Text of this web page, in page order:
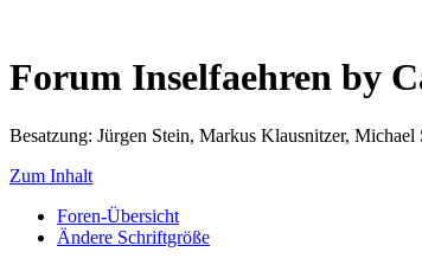
Forum Inselfaehren by
Besatzung: Jürgen Stein, Markus Klausnitzer,
Zum Inhalt
Foren-Übersicht
Ändere Schriftgröße